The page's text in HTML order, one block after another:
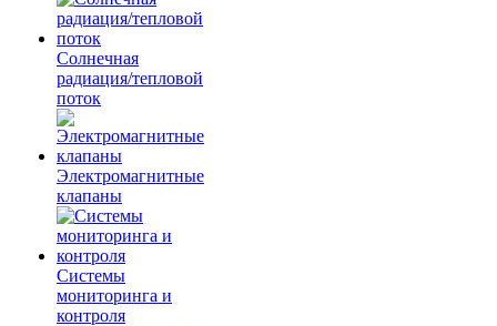
Солнечная
радиация/тепловой
поток
Электромагнитные
клапаны
Системы
мониторинга и
контроля